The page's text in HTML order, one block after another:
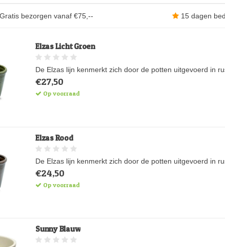
bezorgen vanaf €75,-- 15 dagen
Elzas Licht Groen
De Elzas lijn kenmerkt zich door de potten uitgevoerd in
€27,50
Op voorraad
Elzas Rood
De Elzas lijn kenmerkt zich door de potten uitgevoerd in
€24,50
Op voorraad
Sunny Blauw